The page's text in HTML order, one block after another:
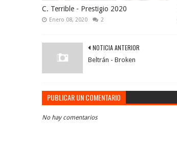
C. Terrible - Prestigio 2020
Enero 08, 2020 2
NOTICIA ANTERIOR
Beltrán - Broken
PUBLICAR UN COMENTARIO
No hay comentarios